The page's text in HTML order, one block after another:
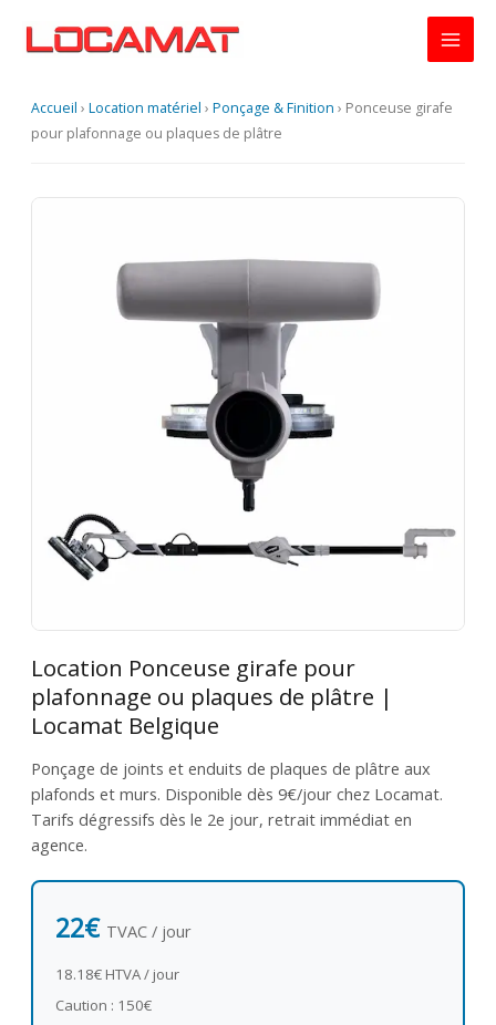
Accueil › Location matériel › Ponçage & Finition › Ponceuse girafe
pour plafonnage ou plaques de plâtre
Location Ponceuse girafe pour
plafonnage ou plaques de plâtre |
Locamat Belgique
Ponçage de joints et enduits de plaques de plâtre aux
plafonds et murs. Disponible dès 9€/jour chez Locamat.
Tarifs dégressifs dès le 2e jour, retrait immédiat en
agence.
22€ TVAC / jour
18.18€ HTVA / jour
Caution : 150€